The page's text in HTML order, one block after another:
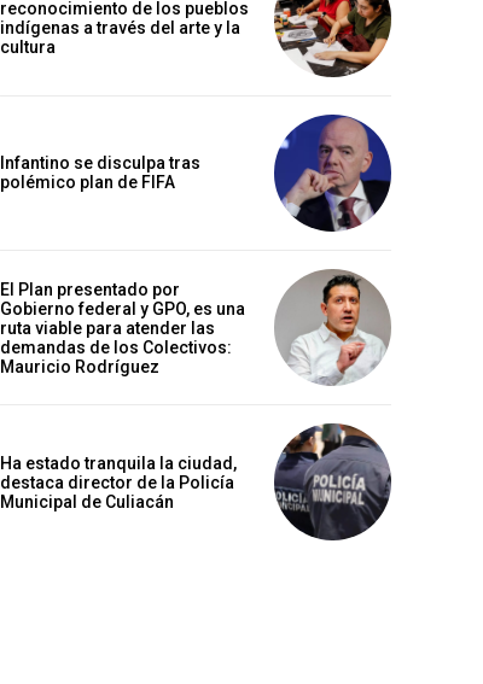
reconocimiento de los pueblos
indígenas a través del arte y la
cultura
Infantino se disculpa tras
polémico plan de FIFA
El Plan presentado por
Gobierno federal y GPO, es una
ruta viable para atender las
demandas de los Colectivos:
Mauricio Rodríguez
Ha estado tranquila la ciudad,
destaca director de la Policía
Municipal de Culiacán